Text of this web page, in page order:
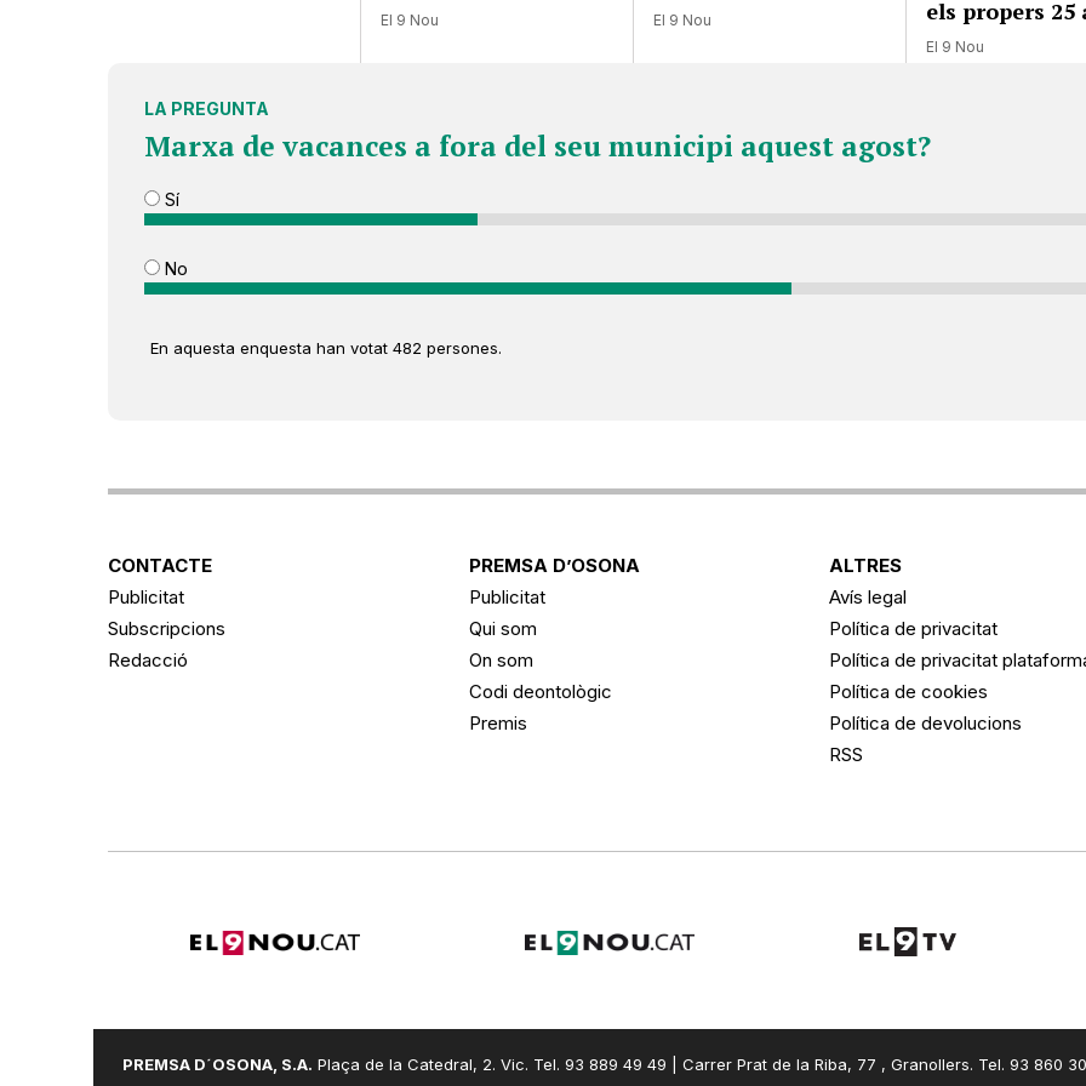
El 9 Nou El 9 Nou
els propers 25
El 9 Nou
LA PREGUNTA
Marxa de vacances a fora del seu municipi aquest agost?
Sí
No
En aquesta enquesta han votat 482 persones.
CONTACTE
Publicitat
Subscripcions
Redacció
PREMSA D’OSONA
Publicitat
Qui som
On som
Codi deontològic
Premis
ALTRES
Avís legal
Política de privacitat
Política de privacitat
Política de cookies
Política de devolucions
RSS
PREMSA D´OSONA, S.A. Plaça de la Catedral, 2. Vic. Tel. 93 889 49 49 | Carrer Prat de la Riba, 77 , Granollers. Tel. 93 860